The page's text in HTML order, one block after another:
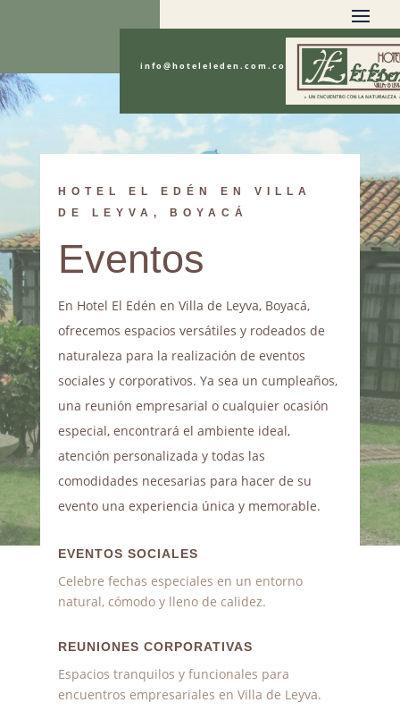
info@hoteleleden.com.co
HOTEL EL EDÉN EN VILLA
DE LEYVA, BOYACÁ
Eventos
En Hotel El Edén en Villa de Leyva, Boyacá,
ofrecemos espacios versátiles y rodeados de
naturaleza para la realización de eventos
sociales y corporativos. Ya sea un cumpleaños,
una reunión empresarial o cualquier ocasión
especial, encontrará el ambiente ideal,
atención personalizada y todas las
comodidades necesarias para hacer de su
evento una experiencia única y memorable.
EVENTOS SOCIALES
Celebre fechas especiales en un entorno
natural, cómodo y lleno de calidez.
REUNIONES CORPORATIVAS
Espacios tranquilos y funcionales para
encuentros empresariales en Villa de Leyva.